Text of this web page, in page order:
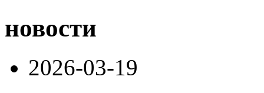
новости
2026-03-19